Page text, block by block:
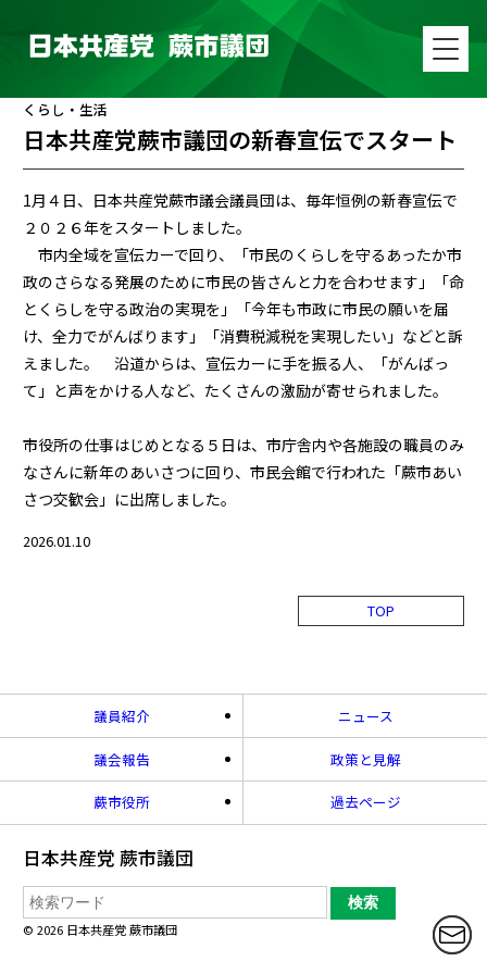
くらし・生活
日本共産党蕨市議団の新春宣伝でスタート
1月４日、日本共産党蕨市議会議員団は、毎年恒例の新春宣伝で
２０２６年をスタートしました。
市内全域を宣伝カーで回り、「市民のくらしを守るあったか市
政のさらなる発展のために市民の皆さんと力を合わせます」「命
とくらしを守る政治の実現を」「今年も市政に市民の願いを届
け、全力でがんばります」「消費税減税を実現したい」などと訴
えました。 沿道からは、宣伝カーに手を振る人、「がんばっ
て」と声をかける人など、たくさんの激励が寄せられました。
市役所の仕事はじめとなる５日は、市庁舎内や各施設の職員のみ
なさんに新年のあいさつに回り、市民会館で行われた「蕨市あい
さつ交歓会」に出席しました。
2026.01.10
TOP
議員紹介 ニュース
議会報告 政策と見解
蕨市役所 過去ページ
日本共産党 蕨市議団
© 2026 日本共産党 蕨市議団